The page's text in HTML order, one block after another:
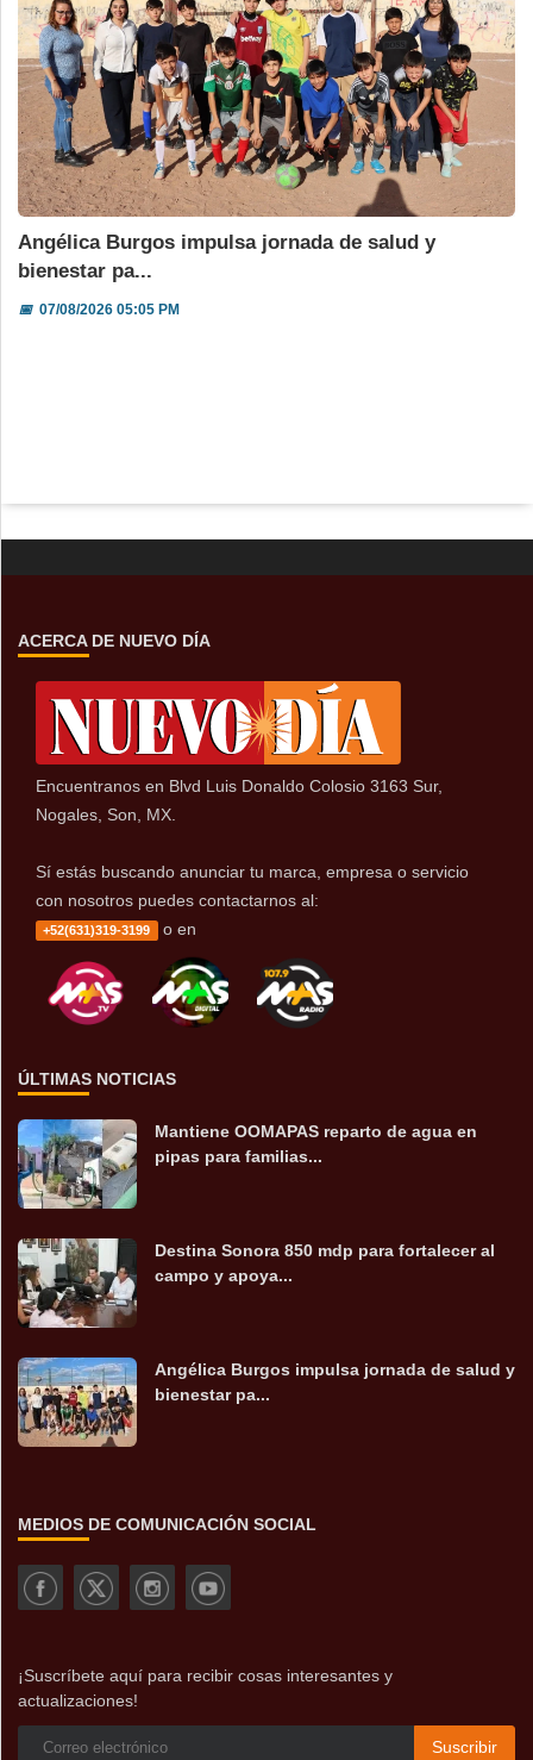
Angélica Burgos impulsa jornada de salud y
bienestar pa...
📅07/08/2026 05:05 PM
ACERCA DE NUEVO DÍA
Encuentranos en Blvd Luis Donaldo Colosio 3163 Sur,
Nogales, Son, MX.
Sí estás buscando anunciar tu marca, empresa o servicio
con nosotros puedes contactarnos al:
+52(631)319-3199 o en
ÚLTIMAS NOTICIAS
Mantiene OOMAPAS reparto de agua en
pipas para familias...
Destina Sonora 850 mdp para fortalecer al
campo y apoya...
Angélica Burgos impulsa jornada de salud y
bienestar pa...
MEDIOS DE COMUNICACIÓN SOCIAL
¡Suscríbete aquí para recibir cosas interesantes y
actualizaciones!
Suscribir